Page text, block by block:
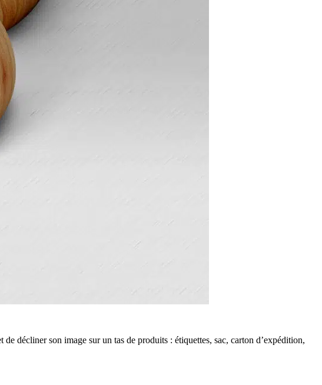
décliner son image sur un tas de produits : étiquettes, sac, carton d’expédition,